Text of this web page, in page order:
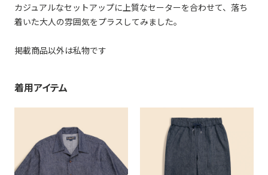
カジュアルなセットアップに上質なセーターを合わせて、落ち
着いた大人の雰囲気をプラスしてみました。
掲載商品以外は私物です
着用アイテム